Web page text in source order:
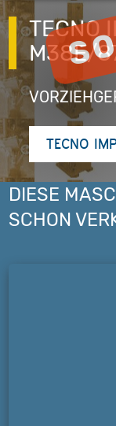
TECNO
M38E/
TECNO
DIESE
SCHON